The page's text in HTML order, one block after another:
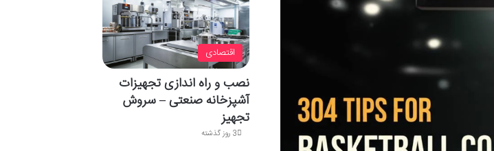
اقتصادی
نصب و راه اندازی تجهیزات
آشپزخانه صنعتی – سروش
تجهیز
3 روز گذشته